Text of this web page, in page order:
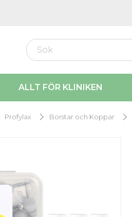
ALLT FÖR KLINIKEN
Profylax Borstar och Koppar